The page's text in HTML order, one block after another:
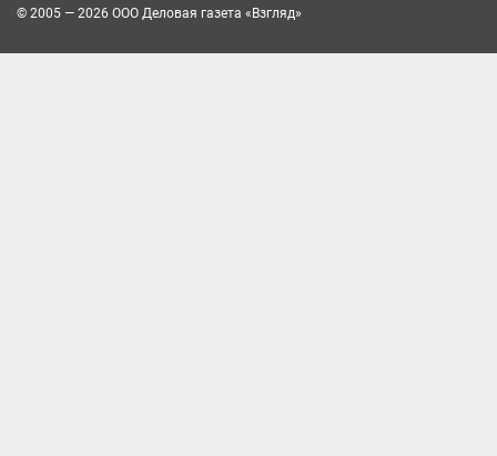
© 2005 — 2026 ООО Деловая газета «Взгляд»